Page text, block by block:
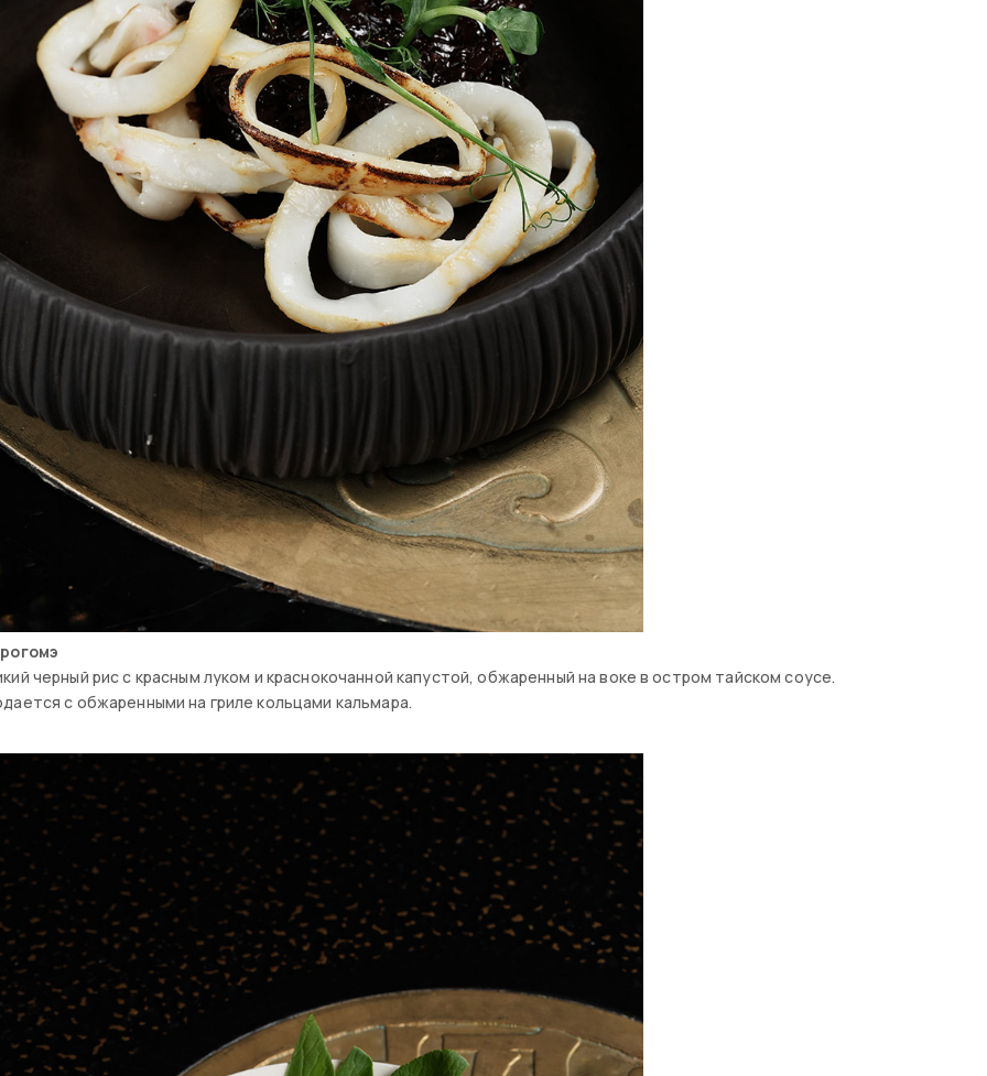
черный рис с красным луком и краснокочанной капустой, обжаренный на воке в остром тайском соусе.
с обжаренными на гриле кольцами кальмара.